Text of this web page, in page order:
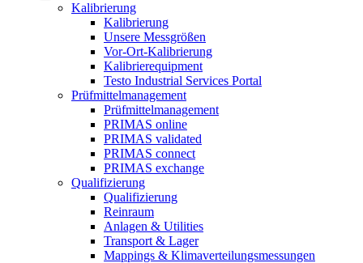
Kalibrierung
Kalibrierung
Unsere Messgrößen
Vor-Ort-Kalibrierung
Kalibrierequipment
Testo Industrial Services Portal
Prüfmittelmanagement
Prüfmittelmanagement
PRIMAS online
PRIMAS validated
PRIMAS connect
PRIMAS exchange
Qualifizierung
Qualifizierung
Reinraum
Anlagen & Utilities
Transport & Lager
Mappings & Klimaverteilungsmessungen